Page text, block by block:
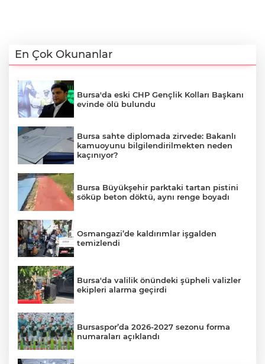
En Çok Okunanlar
Bursa'da eski CHP Gençlik Kolları Başkanı
evinde ölü bulundu
Bursa sahte diplomada zirvede: Bakanlı
kamuoyunu bilgilendirilmekten neden
kaçınıyor?
Bursa Büyükşehir parktaki tartan pistini
söküp beton döktü, aynı renge boyadı
Osmangazi’de kaldırımlar işgalden
temizlendi
Bursa'da valilik önündeki şüpheli valizler
ekipleri alarma geçirdi
Bursaspor’da 2026-2027 sezonu forma
numaraları açıklandı